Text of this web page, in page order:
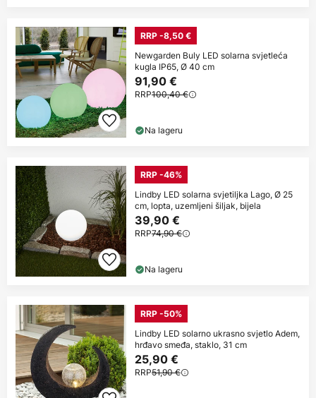
RRP -8,50 €
Newgarden Buly LED solarna svjetleća
kugla IP65, Ø 40 cm
91,90 €
RRP100,40 €
Na lageru
RRP -46%
Lindby LED solarna svjetiljka Lago, Ø 25
cm, lopta, uzemljeni šiljak, bijela
39,90 €
RRP74,90 €
Na lageru
RRP -50%
Lindby LED solarno ukrasno svjetlo Adem,
hrđavo smeđa, staklo, 31 cm
25,90 €
RRP51,90 €